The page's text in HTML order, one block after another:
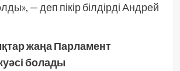
— деп пікір білдірді Андрей
жаңа Парламент
болады